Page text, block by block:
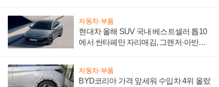
자동차·부품
현대차 올해 SUV 국내 베스트셀러 톱10
에서 싼타페만 자리매김, 그랜저·아반떼
자동차·부품
BYD코리아 가격 앞세워 수입차 4위 올랐